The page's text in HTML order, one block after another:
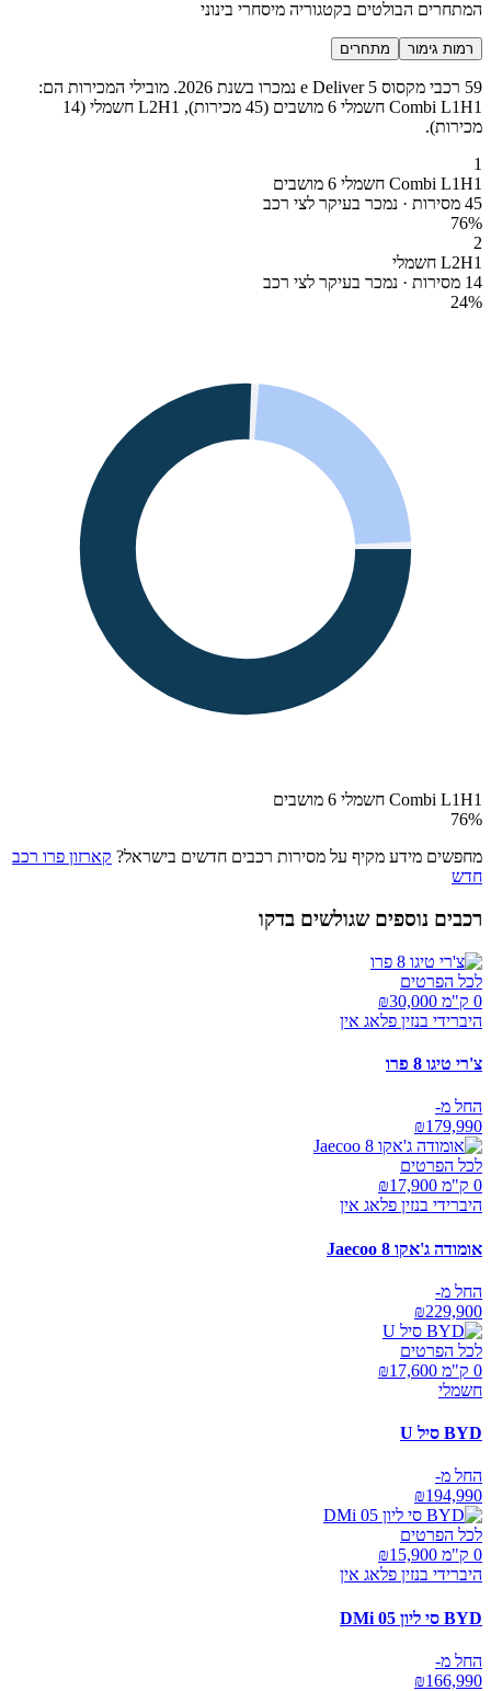
המתחרים הבולטים בקטגוריה מיסחרי בינוני
רמות גימור מתחרים
59 רכבי מקסוס e Deliver 5 נמכרו בשנת 2026. מובילי המכירות הם:
Combi L1H1 חשמלי 6 מושבים (45 מכירות), L2H1 חשמלי (14
מכירות).
1
Combi L1H1 חשמלי 6 מושבים
45 מסירות · נמכר בעיקר לצי רכב
76%
2
L2H1 חשמלי
14 מסירות · נמכר בעיקר לצי רכב
24%
Combi L1H1 חשמלי 6 מושבים
76%
מחפשים מידע מקיף על מסירות רכבים חדשים בישראל? קארזון פרו רכב
חדש
רכבים נוספים שגולשים בדקו
לכל הפרטים
0 ק"מ ₪
30,000
היברידי בנזין פלאג אין
צ'רי טיגו 8 פרו
החל מ-
₪179,990
לכל הפרטים
0 ק"מ ₪
17,900
היברידי בנזין פלאג אין
אומודה ג'אקו Jaecoo 8
החל מ-
₪229,900
לכל הפרטים
0 ק"מ ₪
17,600
חשמלי
BYD סיל U
החל מ-
₪194,990
לכל הפרטים
0 ק"מ ₪
15,900
היברידי בנזין פלאג אין
BYD סי ליון 05 DMi
החל מ-
₪166,990